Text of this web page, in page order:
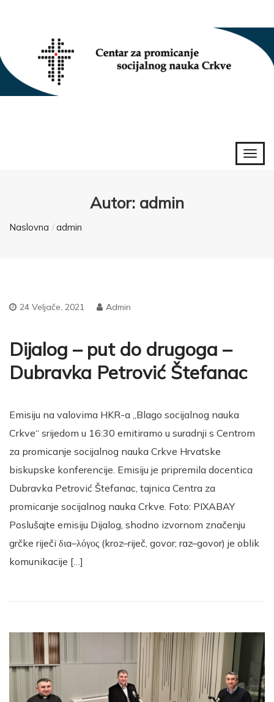
Autor: admin
Naslovna admin
24 Veljače, 2021 Admin
Dijalog – put do drugoga –
Dubravka Petrović Štefanac
Emisiju na valovima HKR-a „Blago socijalnog nauka
Crkve“ srijedom u 16:30 emitiramo u suradnji s Centrom
za promicanje socijalnog nauka Crkve Hrvatske
biskupske konferencije. Emisiju je pripremila docentica
Dubravka Petrović Štefanac, tajnica Centra za
promicanje socijalnog nauka Crkve. Foto: PIXABAY
Poslušajte emisiju Dijalog, shodno izvornom značenju
grčke riječi διa–λόγος (kroz–riječ, govor; raz–govor) je oblik
komunikacije […]